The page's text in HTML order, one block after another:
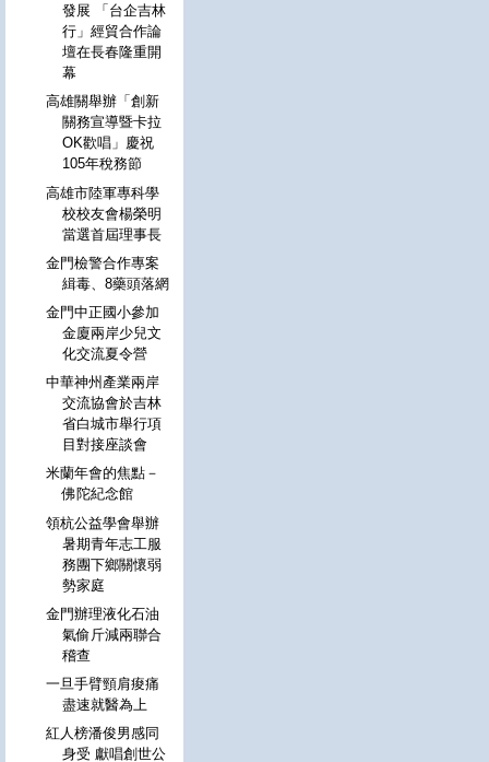
發展 「台企吉林
行」經貿合作論
壇在長春隆重開
幕
高雄關舉辦「創新
關務宣導暨卡拉
OK歡唱」慶祝
105年稅務節
高雄市陸軍專科學
校校友會楊榮明
當選首屆理事長
金門檢警合作專案
緝毒、8藥頭落網
金門中正國小參加
金廈兩岸少兒文
化交流夏令營
中華神州產業兩岸
交流協會於吉林
省白城市舉行項
目對接座談會
米蘭年會的焦點－
佛陀紀念館
領杭公益學會舉辦
暑期青年志工服
務團下鄉關懷弱
勢家庭
金門辦理液化石油
氣偷斤減兩聯合
稽查
一旦手臂頸肩痠痛
盡速就醫為上
紅人榜潘俊男感同
身受 獻唱創世公